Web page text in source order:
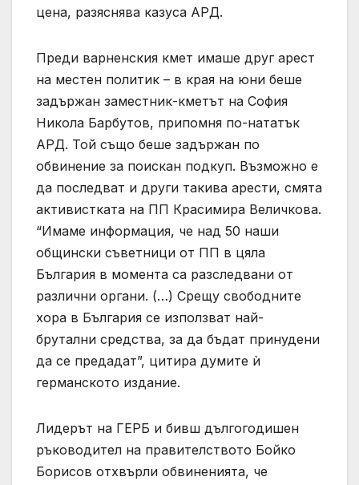
цена, разяснява казуса АРД.
Преди варненския кмет имаше друг арест
на местен политик – в края на юни беше
задържан заместник-кметът на София
Никола Барбутов, припомня по-нататък
АРД. Той също беше задържан по
обвинение за поискан подкуп. Възможно е
да последват и други такива арести, смята
активистката на ПП Красимира Величкова.
“Имаме информация, че над 50 наши
общински съветници от ПП в цяла
България в момента са разследвани от
различни органи. (…) Срещу свободните
хора в България се използват най-
брутални средства, за да бъдат принудени
да се предадат”, цитира думите ѝ
германското издание.
Лидерът на ГЕРБ и бивш дългогодишен
ръководител на правителството Бойко
Борисов отхвърли обвиненията, че